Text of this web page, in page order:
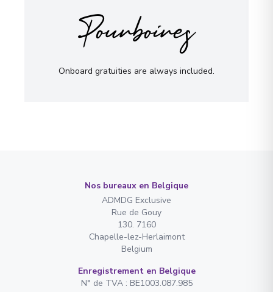
Pourboires
Onboard gratuities are always included.
Nos bureaux en Belgique
ADMDG Exclusive
Rue de Gouy
130. 7160
Chapelle-lez-Herlaimont
Belgium
Enregistrement en Belgique
N° de TVA : BE1003.087.985